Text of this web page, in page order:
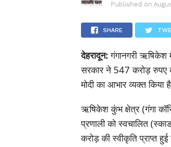
Published on
SHARE
देहरादून:गंगानगरी ऋषिकेश
सरकार ने 547 करोड़ रुपए
मोदी का आभार व्यक्त किया
ऋषिकेश कुंभ क्षेत्र (गंगा
प्रणाली को स्वचालित
करोड़ की स्वीकृति प्राप्त हुई